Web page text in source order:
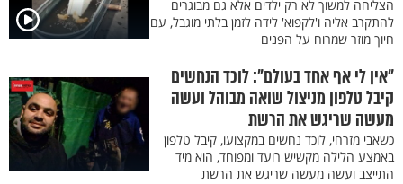
הצליחה למשוך לא רק ילדים אלא גם מבוגרים
להתקרב אליה ו'לקפוא' לידה לזמן בלתי מוגבל, עם
חיוך מוזר שמרוח על הפנים
"אין לי אף אחד בעולם": לוכד הנחשים
קיבל טלפון מניצול שואה מבוהל ועשה
מעשה שריגש את הרשת
כשאבי מזרחי, לוכד נחשים במקצועו, קיבל טלפון
באמצע הלילה מקשיש רועד ומפוחד, הוא מיד
התייצב ועשה מעשה שריגש את הרשת